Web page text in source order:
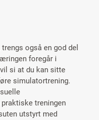
også en god del
foregår i
si at du kan sitte
simulatortrening.
treningen
utstyrt med